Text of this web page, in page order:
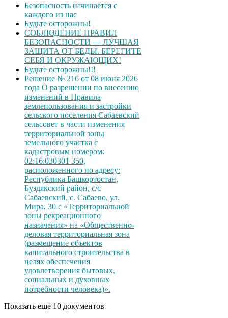
Безопасность начинается с
каждого из нас
Будьте осторожны!
СОБЛЮДЕНИЕ ПРАВИЛ
БЕЗОПАСНОСТИ — ЛУЧШАЯ
ЗАЩИТА ОТ БЕДЫ. БЕРЕГИТЕ
СЕБЯ И ОКРУЖАЮЩИХ!
Будьте осторожны!!!
Решение № 216 от 08 июня 2026
года О разрешении по внесению
изменений в Правила
землепользования и застройки
сельского поселения Сабаевский
сельсовет в части изменения
территориальной зоны
земельного участка с
кадастровым номером:
02:16:030301 350,
расположенного по адресу:
Республика Башкортостан,
Буздякский район, с/с
Сабаевский, с. Сабаево, ул.
Мира, 30 с «Территориальной
зоны рекреационного
назначения» на «Общественно-
деловая территориальная зона
(размещение объектов
капитального строительства в
целях обеспечения
удовлетворения бытовых,
социальных и духовных
потребности человека)».
Показать еще 10 документов